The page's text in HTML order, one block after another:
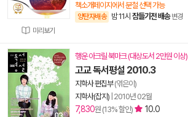
미리보기
책소개페이지에서 분철 선택 가능
양탄자배송 밤 11시 잠들기전 배송 변경
행운 아크릴 북마크 (대상도서 2만원 이상)
고교 독서평설 2010.3
지학사 편집부(엮은이)
지학사(잡지) 2010년 02월
7,830원 (13% 할인)
10.0